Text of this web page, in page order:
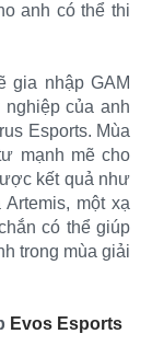
anh có thể thi
gia nhập GAM
của anh
Esports. Mùa
mạnh mẽ cho
kết quả như
một xạ
có thể giúp
trong mùa giải
Evos Esports